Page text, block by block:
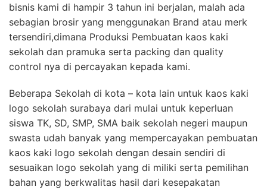
bisnis kami di hampir 3 tahun ini berjalan, malah ada
sebagian brosir yang menggunakan Brand atau merk
tersendiri,dimana Produksi Pembuatan kaos kaki
sekolah dan pramuka serta packing dan quality
control nya di percayakan kepada kami.
Beberapa Sekolah di kota – kota lain untuk kaos kaki
logo sekolah surabaya dari mulai untuk keperluan
siswa TK, SD, SMP, SMA baik sekolah negeri maupun
swasta udah banyak yang mempercayakan pembuatan
kaos kaki logo sekolah dengan desain sendiri di
sesuaikan logo sekolah yang di miliki serta pemilihan
bahan yang berkwalitas hasil dari kesepakatan